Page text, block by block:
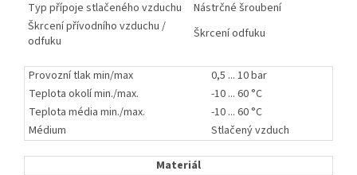
Typ přípoje stlačeného vzduchu
Nástrčné šroubení
Škrcení přívodního vzduchu /
odfuku
Škrcení odfuku
Provozní tlak min/max
0,5 ... 10 bar
Teplota okolí min./max.
-10 ... 60 °C
Teplota média min./max.
-10 ... 60 °C
Médium
Stlačený vzduch
Materiál